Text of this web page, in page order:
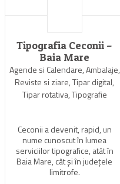
Tipografia Ceconii –
Baia Mare
Agende si Calendare, Ambalaje,
Reviste si ziare, Tipar digital,
Tipar rotativa, Tipografie
Ceconii a devenit, rapid, un
nume cunoscut în lumea
serviciilor tipografice, atât în
Baia Mare, cât şi în judeţele
limitrofe.